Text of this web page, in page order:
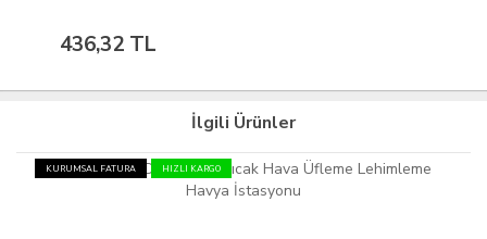
436,32 TL
İlgili Ürünler
KURUMSAL FATURA HIZLI KARGO